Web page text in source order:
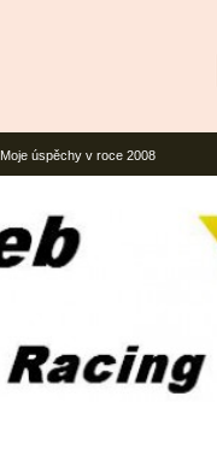
Moje úspěchy v roce 2008